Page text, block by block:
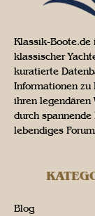
Klassik-
klassischer
kuratierte
Informationen zu
ihren legendären
durch
lebendiges
Blog